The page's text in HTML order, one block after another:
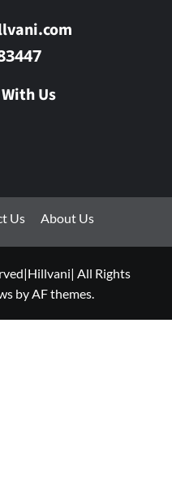
Us
Us About Us
All Rights
by AF themes.